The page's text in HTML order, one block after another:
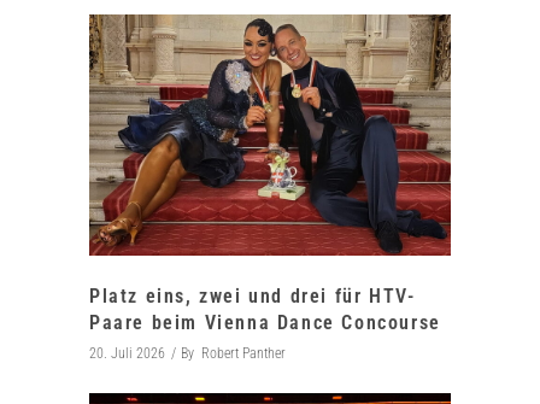
Platz eins, zwei und drei für HTV-
Paare beim Vienna Dance Concourse
20. Juli 2026 By Robert Panther